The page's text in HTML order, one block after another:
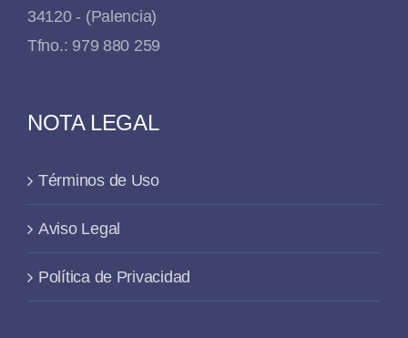
34120 - (Palencia)
Tfno.: 979 880 259
NOTA LEGAL
Términos de Uso
Aviso Legal
Política de Privacidad